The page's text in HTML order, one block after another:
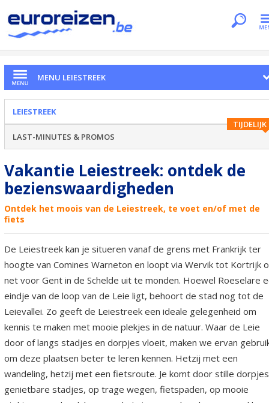
MENU LEIESTREEK
LEIESTREEK
TIJDELIJK
LAST-MINUTES & PROMOS
Vakantie Leiestreek: ontdek de
bezienswaardigheden
Ontdek het moois van de Leiestreek, te voet en/of met de
fiets
De Leiestreek kan je situeren vanaf de grens met Frankrijk ter
hoogte van Comines Warneton en loopt via Wervik tot Kortrijk
net voor Gent in de Schelde uit te monden. Hoewel Roeselare
eindje van de loop van de Leie ligt, behoort de stad nog tot de
Leievallei. Zo geeft de Leiestreek een ideale gelegenheid om
kennis te maken met mooie plekjes in de natuur. Waar de Leie
door of langs stadjes en dorpjes vloeit, maken we ervan
om deze plaatsen beter te leren kennen. Hetzij met een
wandeling, hetzij met een fietsroute. Je komt door stille
genietbare stadjes, op trage wegen, fietspaden, op mooie